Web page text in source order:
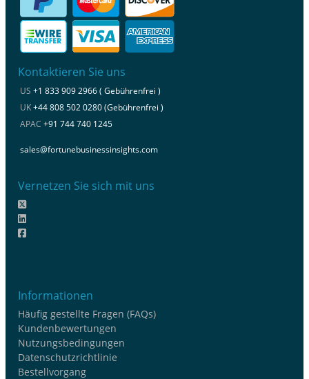
Kontaktieren Sie uns
US +1 833 909 2966 ( Gebührenfrei )
UK+44 808 502 0280 (Gebührenfrei )
APAC +91 744 740 1245
sales@fortunebusinessinsights.com
Vernetzen Sie sich mit uns
Informationen
Häufig gestellte Fragen (FAQs)
Kundenbewertungen
Nutzungsbedingungen
Datenschutzrichtlinie
Bestellvorgang